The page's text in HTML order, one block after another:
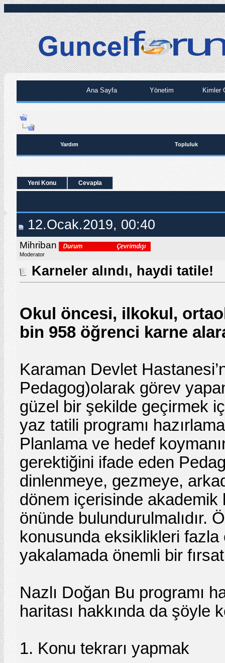
Ana Sayfa Yönetim Kimler
Yardım Topluluk
Yeni Konu Cevapla
12.Ocak.2019, 00:40
Mihriban
Moderator
Karneler alındı, haydi tatile!
Okul öncesi, ilkokul,
bin 958 öğrenci karne
Karaman Devlet
Pedagog)olarak görev
güzel bir şekilde geçirmek
yaz tatili programı
Planlama ve hedef
gerektiğini ifade eden
dinlenmeye, gezmeye,
dönem içerisinde akademik
önünde bulundurulmalıdır.
konusunda eksiklikleri fazla
yakalamada önemli bir
Nazlı Doğan Bu programı
haritası hakkında da şöyle
1. Konu tekrarı yapmak